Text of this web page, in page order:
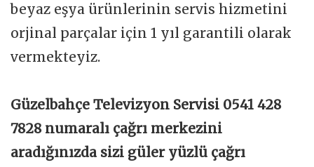
beyaz eşya ürünlerinin servis hizmetini
orjinal parçalar için 1 yıl garantili olarak
vermekteyiz.
Güzelbahçe Televizyon Servisi 0541 428
7828 numaralı çağrı merkezini
aradığınızda sizi güler yüzlü çağrı